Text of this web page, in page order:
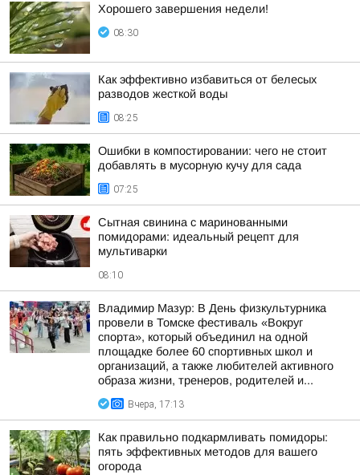
Хорошего завершения недели!
08:30
Как эффективно избавиться от белесых
разводов жесткой воды
08:25
Ошибки в компостировании: чего не стоит
добавлять в мусорную кучу для сада
07:25
Сытная свинина с маринованными
помидорами: идеальный рецепт для
мультиварки
08:10
Владимир Мазур: В День физкультурника
провели в Томске фестиваль «Вокруг
спорта», который объединил на одной
площадке более 60 спортивных школ и
организаций, а также любителей активного
образа жизни, тренеров, родителей и...
Вчера, 17:13
Как правильно подкармливать помидоры:
пять эффективных методов для вашего
огорода